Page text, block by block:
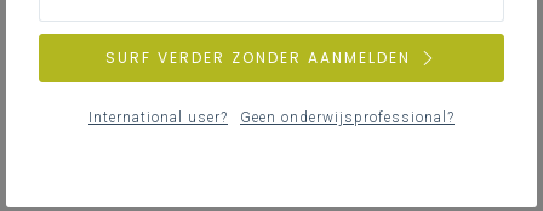
wiskunde, en wetenschap en techniek deelden we al
begin februari.
De nieuwe doelensets die je hier vindt, behalve
SURF VERDER ZONDER AANMELDEN
International user? Geen onderwijsprofessional?